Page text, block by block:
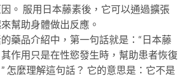
。 服用日本藤素後，它可以通過擴張
幫助身體做出反應。
藥品介紹中，第一句話就是：“日本藤
作用只是在性慾發生時，幫助患者恢復
怎麼理解這句話？ 它的意思是：它不是